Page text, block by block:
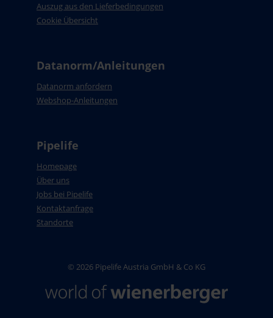
Auszug aus den Lieferbedingungen
Cookie Übersicht
Datanorm/Anleitungen
Datanorm anfordern
Webshop-Anleitungen
Pipelife
Homepage
Über uns
Jobs bei Pipelife
Kontaktanfrage
Standorte
© 2026 Pipelife Austria GmbH & Co KG